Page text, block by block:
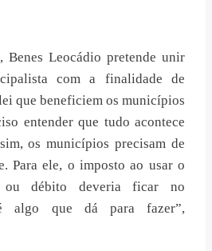
Benes Leocádio pretende unir
com a finalidade de
que beneficiem os municípios
entender que tudo acontece
os municípios precisam de
Para ele, o imposto ao usar o
débito deveria ficar no
algo que dá para fazer”,